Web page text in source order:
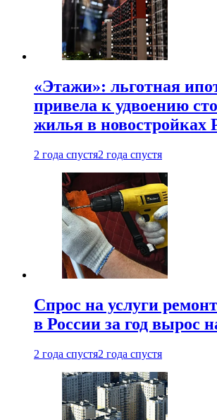
«Этажи»: льготная
привела к удвоению
жилья в новостройках
2 года спустя2 года спустя
Спрос на услуги
в России за год вырос
2 года спустя2 года спустя